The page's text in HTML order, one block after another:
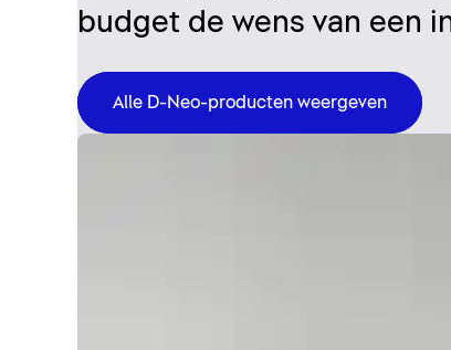
budget de wens van een
Alle D-Neo-producten weergeven